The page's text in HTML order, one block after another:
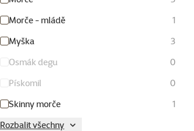
Morče - mládě
1
Myška
3
Osmák degu
0
Pískomil
0
Skinny morče
1
Rozbalit všechny